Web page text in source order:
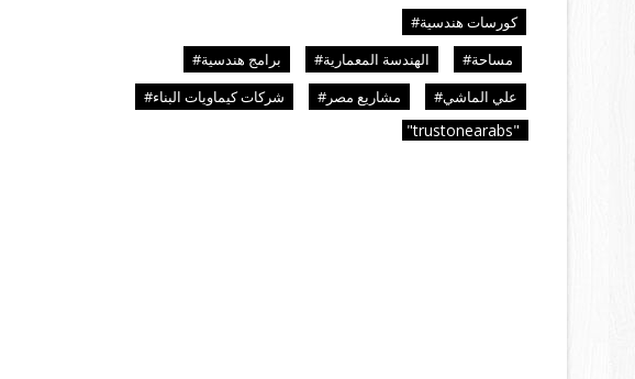
كورسات هندسية#
مساحة#
الهندسة المعمارية#
برامج هندسية#
علي الماشي#
مشاريع مصر# شركات كيماويات البناء#
"trustonearabs
"